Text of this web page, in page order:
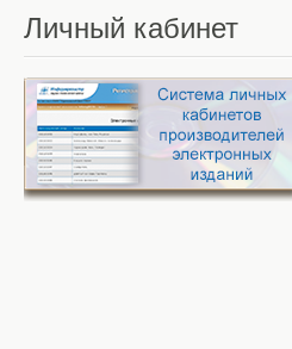
Личный кабинет